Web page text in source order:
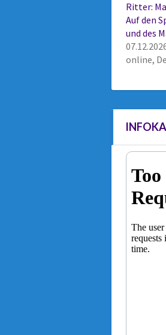
Ritter:
Auf den
und des
online,